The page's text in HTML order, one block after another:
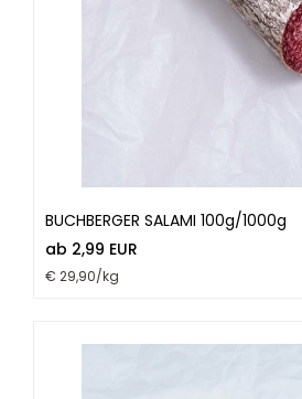
BUCHBERGER SALAMI 100g/1000g
ab 2,99 EUR
€ 29,90/kg